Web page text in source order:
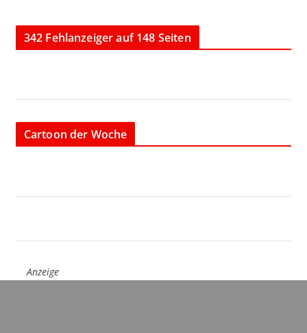
342 Fehlanzeiger auf 148 Seiten
Cartoon der Woche
Anzeige